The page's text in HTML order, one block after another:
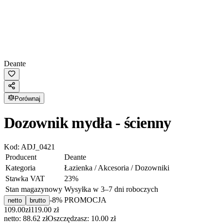
Deante
Porównaj
Dozownik mydła - ścienny
Kod: ADJ_0421
Producent
Deante
Kategoria
Łazienka / Akcesoria / Dozowniki
Stawka VAT
23%
Stan magazynowy Wysyłka w 3–7 dni roboczych
netto brutto -8% PROMOCJA
109.00zł119.00 zł
netto: 88.62 złOszczędzasz: 10.00 zł